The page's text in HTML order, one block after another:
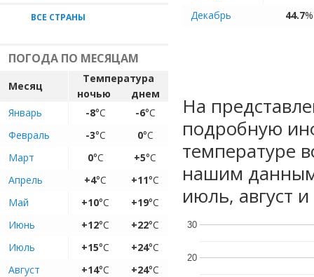
ВСЕ СТРАНЫ
ПОГОДА ПО МЕСЯЦАМ
Месяц
Температура
ночью
днем
Январь
-8°C -6°C
Февраль
-3°C 0°C
Март
0°C +5°C
Апрель
+4°C +11°C
Май
+10°C +19°C
Июнь
+12°C +22°C
Июль
+15°C +24°C
Август
+14°C +24°C
Декабрь
44.7%
На
подробную
температуре
нашим
июль, август
20
30